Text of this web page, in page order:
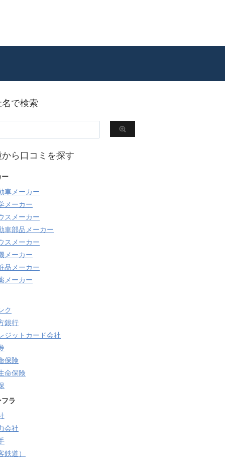
で検索
ら口コミを探す
ー
車メーカー
メーカー
スメーカー
車部品メーカー
スメーカー
メーカー
品メーカー
メーカー
ク
銀行
ジットカード会社
保険
命保険
ラ
会社
鉄道）